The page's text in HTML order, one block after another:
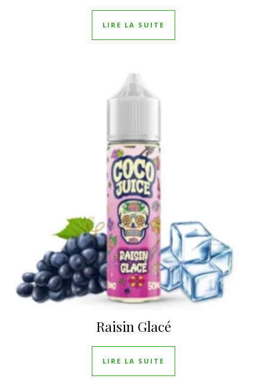
LIRE LA SUITE
Raisin Glacé
LIRE LA SUITE